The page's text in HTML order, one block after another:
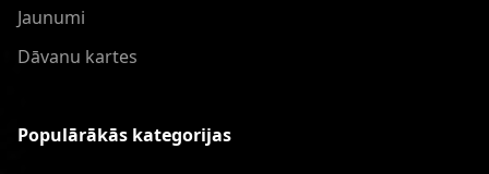
Jaunumi
Dāvanu kartes
Populārākās kategorijas